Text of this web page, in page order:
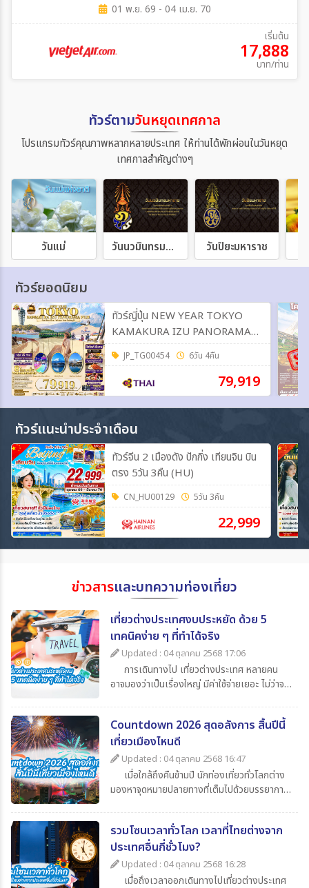
01 พ.ย. 69 - 04 เม.ย. 70
เริ่มต้น
17,888
บาท/ท่าน
ทัวร์ตามวันหยุดเทศกาล
โปรแกรมทัวร์คุณภาพหลากหลายประเทศ ให้ท่านได้พักผ่อนในวันหยุด
เทศกาลสำคัญต่างๆ
วันแม่ วันนวมินทรมหาราช วันปิยะมหาราช
ทัวร์ยอดนิยม
ทัวร์ญี่ปุ่น NEW YEAR TOKYO
KAMAKURA IZU PANORAMA
FUJI 6วัน 4คืน (TG)
JP_TG00454 6วัน 4คืน
79,919
ทัวร์แนะนำประจำเดือน
ทัวร์จีน 2 เมืองดัง ปักกิ่ง เทียนจิน บิน
ตรง 5วัน 3คืน (HU)
CN_HU00129 5วัน 3คืน
22,999
ข่าวสารและบทความท่องเที่ยว
เที่ยวต่างประเทศงบประหยัด ด้วย 5
เทคนิคง่าย ๆ ที่ทำได้จริง
Updated : 04 ตุลาคม 2568 17:06
การเดินทางไป เที่ยวต่างประเทศ หลายคน
อาจมองว่าเป็นเรื่องใหญ่ มีค่าใช้จ่ายเยอะ ไม่ว่าจะ
และค่าใช้จ่ายจิปาถะอื่น ๆ แต่หากเรารู้จักวางแผน
ดี ๆ ก็สามารถไป เที่ยวต่างประเทศในราคาสบาย
กระเป๋า วันนี้ 365Travel(ทัวร์ 365 วัน) ขอนำ
เสนอ 5 เทคนิคเที่ยวต่างประเทศแบบประหยัด ที่
จะช่วยให้นักท่องเที่ยวทุกคนสามารถไปเปิด
ประสบการณ์ใหม่ ๆ ได้อย่างคุ้มค่า
Countdown 2026 สุดอลังการ สิ้นปีนี้
เที่ยวเมืองไหนดี
Updated : 04 ตุลาคม 2568 16:47
เมื่อใกล้ถึงคืนข้ามปี นักท่องเที่ยวทั่วโลกต่าง
มองหาจุดหมายปลายทางที่เต็มไปด้วยบรรยากาศ
ตา หากคุณกำลังวางแผนไปเที่ยวสิ้นปีนี้
365Travel(ทัวร์365วัน) มี 4 ประเทศน่าไป เคา
นต์ดาวน์ 2026 ที่ไม่ควรพลาดมาแนะนำ
รวมโซนเวลาทั่วโลก เวลาที่ไทยต่างจาก
ประเทศอื่นกี่ชั่วโมง?
Updated : 04 ตุลาคม 2568 16:28
เมื่อถึงเวลาออกเดินทางไปเที่ยวต่างประเทศ